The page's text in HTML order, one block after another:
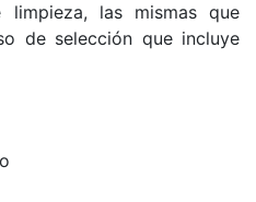
las mismas que
de selección que incluye